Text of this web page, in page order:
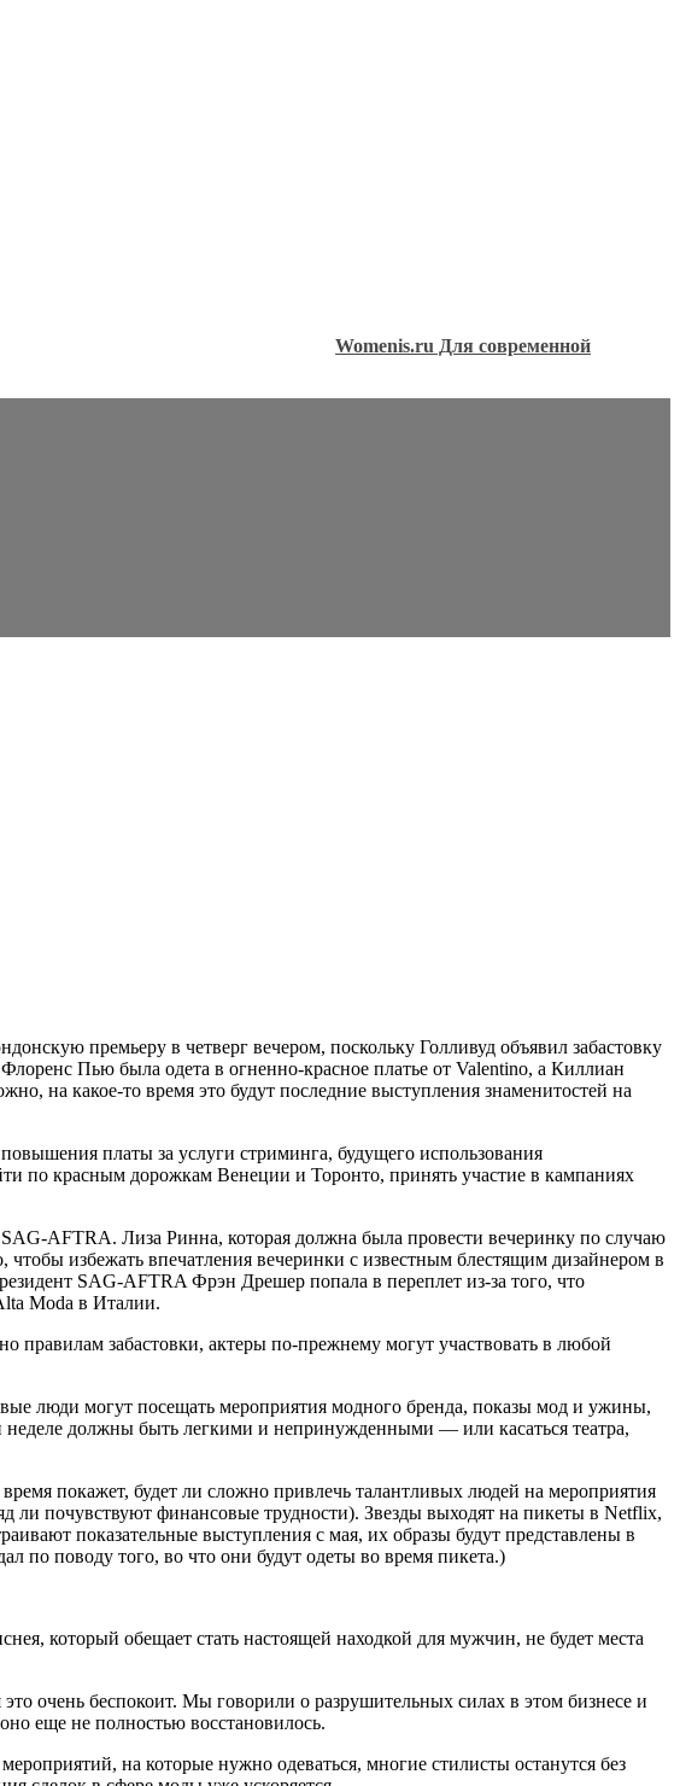
Womenis.ru Для современной
премьеру в четверг вечером, поскольку Голливуд объявил забастовку
Пью была одета в огненно-красное платье от Valentino, а Киллиан
на какое-то время это будут последние выступления знаменитостей на
платы за услуги стриминга, будущего использования
по красным дорожкам Венеции и Торонто, принять участие в кампаниях
AFTRA. Лиза Ринна, которая должна была провести вечеринку по случаю
избежать впечатления вечеринки с известным блестящим дизайнером в
SAG-AFTRA Фрэн Дрешер попала в переплет из-за того, что
Moda в Италии.
правилам забастовки, актеры по-прежнему могут участвовать в любой
люди могут посещать мероприятия модного бренда, показы мод и ужины,
должны быть легкими и непринужденными — или касаться театра,
покажет, будет ли сложно привлечь талантливых людей на мероприятия
ли почувствуют финансовые трудности). Звезды выходят на пикеты в Netflix,
показательные выступления с мая, их образы будут представлены в
по поводу того, во что они будут одеты во время пикета.)
который обещает стать настоящей находкой для мужчин, не будет места
очень беспокоит. Мы говорили о разрушительных силах в этом бизнесе и
еще не полностью восстановилось.
на которые нужно одеваться, многие стилисты останутся без